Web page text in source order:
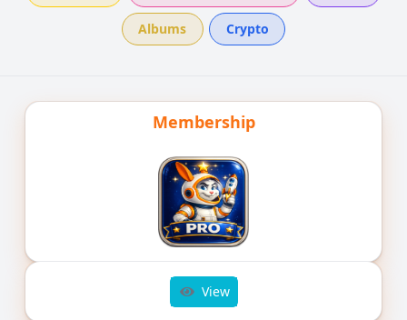
Albums Crypto
Membership
View